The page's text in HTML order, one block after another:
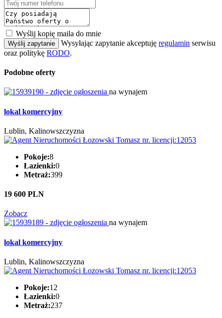
Wyślij kopię maila do mnie
Wyślij zapytanie Wysyłając zapytanie akceptuję regulamin serwisu
oraz politykę RODO.
Podobne oferty
na wynajem
lokal komercyjny
Lublin, Kalinowszczyzna
Pokoje:8
Łazienki:0
Metraż:399
19 600 PLN
Zobacz
na wynajem
lokal komercyjny
Lublin, Kalinowszczyzna
Pokoje:12
Łazienki:0
Metraż:237